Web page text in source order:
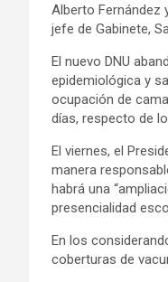
Alberto Fernández
jefe de Gabinete,
El nuevo DNU
epidemiológica y
ocupación de
días, respecto de
El viernes, el
manera
habrá una
presencialidad
En los
coberturas de